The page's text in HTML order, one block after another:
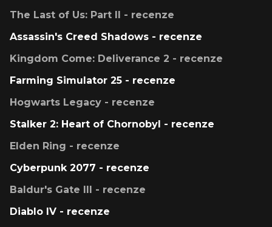
The Last of Us: Part II - recenze
Assassin's Creed Shadows - recenze
Kingdom Come: Deliverance 2 - recenze
Farming Simulator 25 - recenze
Hogwarts Legacy - recenze
Stalker 2: Heart of Chornobyl - recenze
Elden Ring - recenze
Cyberpunk 2077 - recenze
Baldur's Gate III - recenze
Diablo IV - recenze